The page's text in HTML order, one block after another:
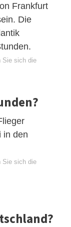
Frankfurt
Die
Sie sich die
in den
Sie sich die